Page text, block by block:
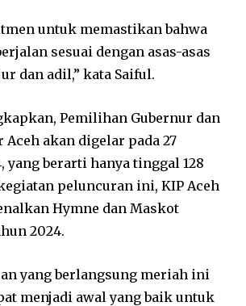
untuk memastikan bahwa
sesuai dengan asas-asas
dan adil,” kata Saiful.
Pemilihan Gubernur dan
akan digelar pada 27
yang berarti hanya tinggal 128
peluncuran ini, KIP Aceh
Hymne dan Maskot
2024.
yang berlangsung meriah ini
menjadi awal yang baik untuk